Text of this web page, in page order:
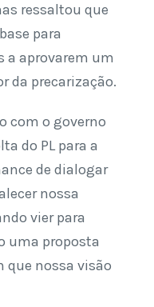
ressaltou que
para
a aprovarem um
da precarização.
com o governo
do PL para a
de dialogar
nossa
vier para
uma proposta
que nossa visão